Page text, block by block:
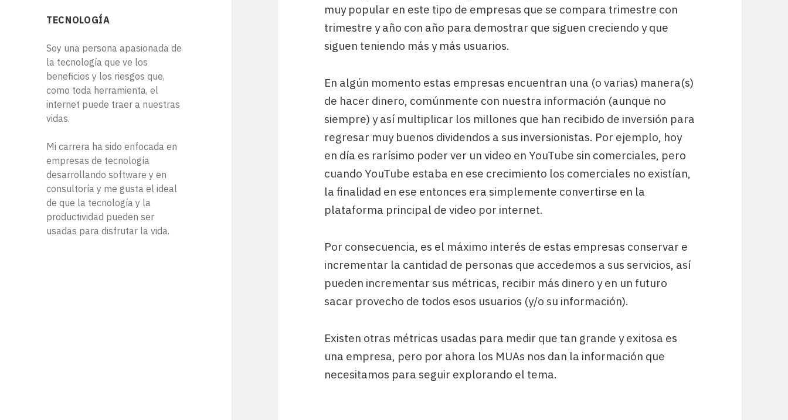
TECNOLOGÍA
Soy una persona apasionada de
la tecnología que ve los
beneficios y los riesgos que,
como toda herramienta, el
internet puede traer a nuestras
vidas.
Mi carrera ha sido enfocada en
empresas de tecnología
desarrollando software y en
consultoría y me gusta el ideal
de que la tecnología y la
productividad pueden ser
usadas para disfrutar la vida.
muy popular en este tipo de empresas que se compara trimestre con
trimestre y año con año para demostrar que siguen creciendo y que
siguen teniendo más y más usuarios.
En algún momento estas empresas encuentran una (o varias) manera(s)
de hacer dinero, comúnmente con nuestra información (aunque no
siempre) y así multiplicar los millones que han recibido de inversión para
regresar muy buenos dividendos a sus inversionistas. Por ejemplo, hoy
en día es rarísimo poder ver un video en YouTube sin comerciales, pero
cuando YouTube estaba en ese crecimiento los comerciales no existían,
la finalidad en ese entonces era simplemente convertirse en la
plataforma principal de video por internet.
Por consecuencia, es el máximo interés de estas empresas conservar e
incrementar la cantidad de personas que accedemos a sus servicios, así
pueden incrementar sus métricas, recibir más dinero y en un futuro
sacar provecho de todos esos usuarios (y/o su información).
Existen otras métricas usadas para medir que tan grande y exitosa es
una empresa, pero por ahora los MUAs nos dan la información que
necesitamos para seguir explorando el tema.